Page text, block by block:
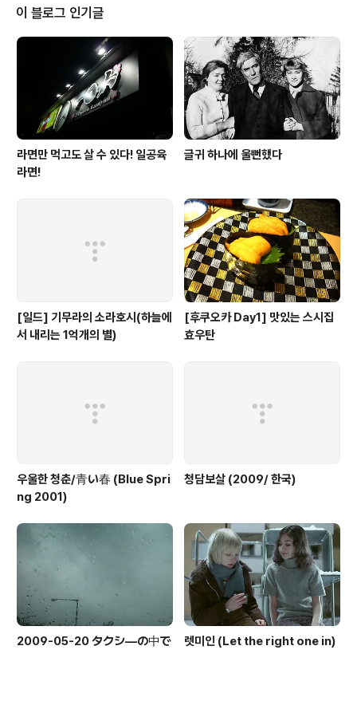
식이니 어려운 건 매한가지다... 그래도 많은 부분 적응을 했다고 믿었지만, 어떻
게 된 것일까? TISTORY에 오면 외로움을 견딜 수 없다..친구도 없는 것 같고..
이 블로그 인기글
라면만 먹고도 살 수 있다! 일공육
라면!
글귀 하나에 울뻔했다
[일드] 기무라의 소라호시(하늘에
서 내리는 1억개의 별)
[후쿠오카 Day1] 맛있는 스시집
효우탄
우울한 청춘/青い春 (Blue Spri
ng 2001)
청담보살 (2009/ 한국)
2009-05-20 タクシ―の中で 렛미인 (Let the right one in)